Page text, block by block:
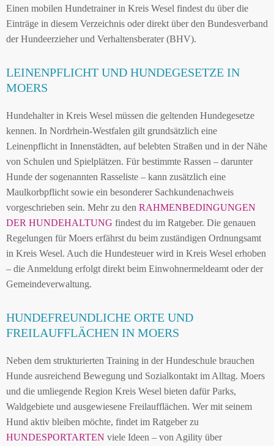
Einen mobilen Hundetrainer in Kreis Wesel findest du über die
Einträge in diesem Verzeichnis oder direkt über den Bundesverband
der Hundeerzieher und Verhaltensberater (BHV).
LEINENPFLICHT UND HUNDEGESETZE IN
MOERS
Hundehalter in Kreis Wesel müssen die geltenden Hundegesetze
kennen. In Nordrhein-Westfalen gilt grundsätzlich eine
Leinenpflicht in Innenstädten, auf belebten Straßen und in der Nähe
von Schulen und Spielplätzen. Für bestimmte Rassen – darunter
Hunde der sogenannten Rasseliste – kann zusätzlich eine
Maulkorbpflicht sowie ein besonderer Sachkundenachweis
vorgeschrieben sein. Mehr zu den RAHMENBEDINGUNGEN
DER HUNDEHALTUNG findest du im Ratgeber. Die genauen
Regelungen für Moers erfährst du beim zuständigen Ordnungsamt
in Kreis Wesel. Auch die Hundesteuer wird in Kreis Wesel erhoben
– die Anmeldung erfolgt direkt beim Einwohnermeldeamt oder der
Gemeindeverwaltung.
HUNDEFREUNDLICHE ORTE UND
FREILAUFFLÄCHEN IN MOERS
Neben dem strukturierten Training in der Hundeschule brauchen
Hunde ausreichend Bewegung und Sozialkontakt im Alltag. Moers
und die umliegende Region Kreis Wesel bieten dafür Parks,
Waldgebiete und ausgewiesene Freilaufflächen. Wer mit seinem
Hund aktiv bleiben möchte, findet im Ratgeber zu
HUNDESPORTARTEN viele Ideen – von Agility über